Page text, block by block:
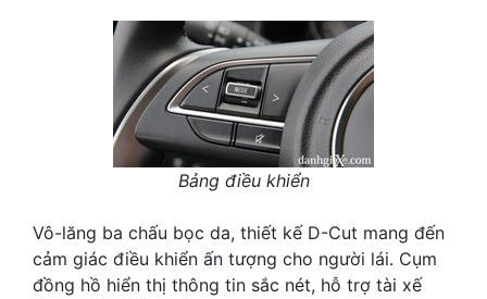
Bảng điều khiển
Vô-lăng ba chấu bọc da, thiết kế D-Cut mang đến
cảm giác điều khiển ấn tượng cho người lái. Cụm
đồng hồ hiển thị thông tin sắc nét, hỗ trợ tài xế